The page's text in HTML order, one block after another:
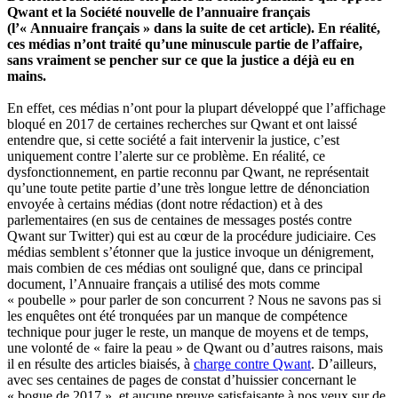
Qwant et la Société nouvelle de l’annuaire français
(l’« Annuaire français » dans la suite de cet article). En réalité,
ces médias n’ont traité qu’une minuscule partie de l’affaire,
sans vraiment se pencher sur ce que la justice a déjà eu en
mains.
En effet, ces médias n’ont pour la plupart développé que l’affichage
bloqué en 2017 de certaines recherches sur Qwant et ont laissé
entendre que, si cette société a fait intervenir la justice, c’est
uniquement contre l’alerte sur ce problème. En réalité, ce
dysfonctionnement, en partie reconnu par Qwant, ne représentait
qu’une toute petite partie d’une très longue lettre de dénonciation
envoyée à certains médias (dont notre rédaction) et à des
parlementaires (en sus de centaines de messages postés contre
Qwant sur Twitter) qui est au cœur de la procédure judiciaire. Ces
médias semblent s’étonner que la justice invoque un dénigrement,
mais combien de ces médias ont souligné que, dans ce principal
document, l’Annuaire français a utilisé des mots comme
« poubelle » pour parler de son concurrent ? Nous ne savons pas si
les enquêtes ont été tronquées par un manque de compétence
technique pour juger le reste, un manque de moyens et de temps,
une volonté de « faire la peau » de Qwant ou d’autres raisons, mais
il en résulte des articles biaisés, à charge contre Qwant. D’ailleurs,
avec ses centaines de pages de constat d’huissier concernant le